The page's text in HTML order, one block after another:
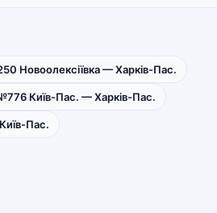
Новоолексіївка — Харків-Пас.
Київ-Пас. — Харків-Пас.
Пас.